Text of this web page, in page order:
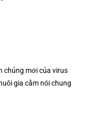
chủng mới của virus
gia cầm nói chung